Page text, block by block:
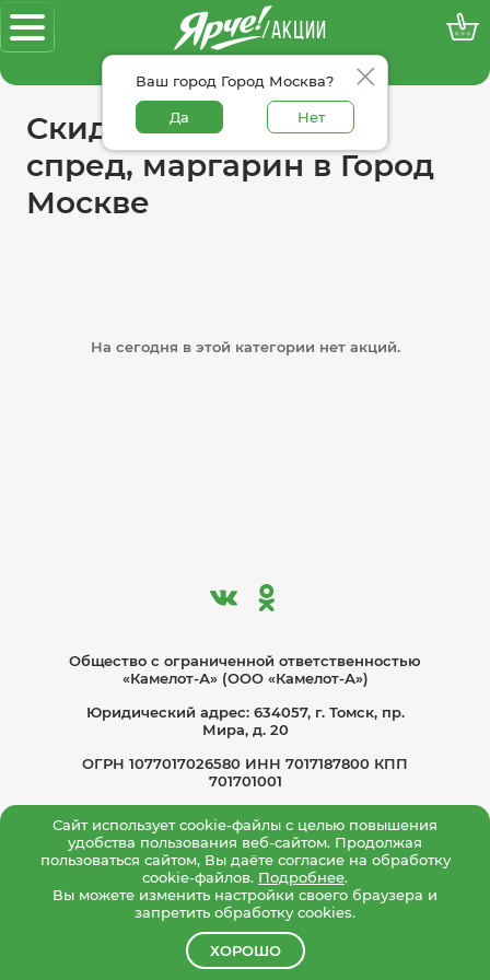
/АКЦИИ
Ваш город Город Москва?
Да Нет
100% достоверные акции
Скидки в категории
спред, маргарин в Город
Москве
На сегодня в этой категории нет акций.
Общество с ограниче­нной ответственностью
«Камелот-А» (ООО «Камелот-А»)
Юридический адрес: 634057, г. Томск, пр.
Мира, д. 20
ОГРН 1077017026580 ИНН 7017187800 КПП
701701001
данных
Согласие на обработку персональных данных
Политика конфиденциальности
Сайт использует cookie-файлы с целью повышения
удобства пользования веб-сайтом. Продолжая
пользоваться сайтом, Вы даёте согласие на обработку
cookie-файлов. Подробнее.
Вы можете изменить настройки своего браузера и
запретить обработку cookies.
ХОРОШО